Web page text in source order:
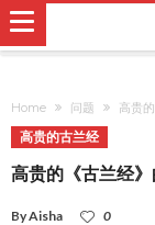
Home 问题 高贵
高贵的古兰经
高贵的《古兰经
ByAisha 0